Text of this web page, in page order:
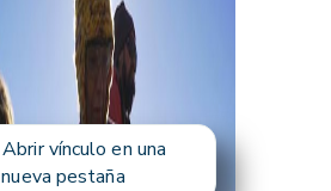
Abrir vínculo en una
nueva pestaña